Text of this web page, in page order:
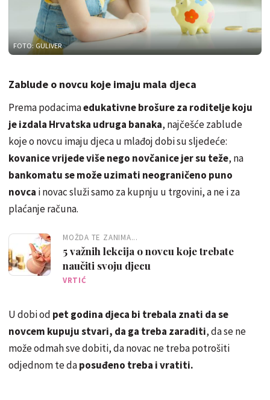
FOTO: GULIVER
Zablude o novcu koje imaju mala djeca
Prema podacimaedukativne brošure za roditelje koju
je izdala Hrvatska udruga banaka, najčešće zablude
koje o novcu imaju djeca u mlađoj dobi su sljedeće:
kovanice vrijede više nego novčanice jer su teže, na
bankomatu se može uzimati neograničeno puno
novca i novac služi samo za kupnju u trgovini, a ne i za
plaćanje računa.
MOŽDA TE ZANIMA...
5 važnih lekcija o novcu koje trebate
naučiti svoju djecu
VRTIĆ
U dobi od pet godina djeca bi trebala znati da se
novcem kupuju stvari, da ga treba zaraditi, da se ne
može odmah sve dobiti, da novac ne treba potrošiti
odjednom te daposuđeno treba i vratiti.